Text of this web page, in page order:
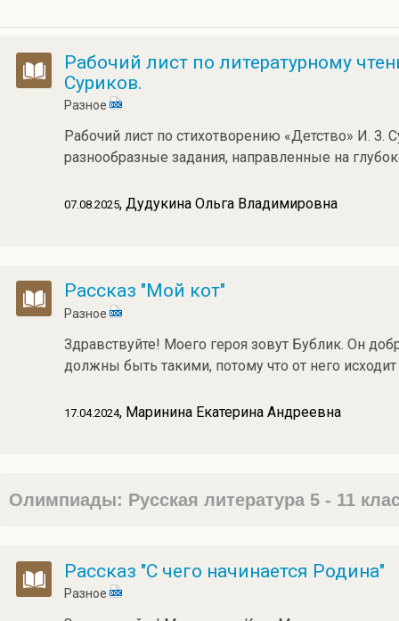
Рабочий лист по литературному
Суриков.
Разное
Рабочий лист по стихотворению «Детство» И. З.
разнообразные задания, направленные на
07.08.2025, Дудукина Ольга Владимировна
Рассказ "Мой кот"
Разное
Здравствуйте! Моего героя зовут Бублик. Он
должны быть такими, потому что от него исходит
17.04.2024, Маринина Екатерина Андреевна
Олимпиады: Русская литература 5 - 11
Рассказ "С чего начинается Родина"
Разное